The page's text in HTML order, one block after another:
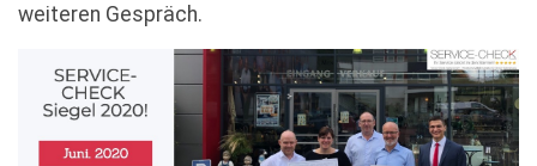
weiteren Gespräch.